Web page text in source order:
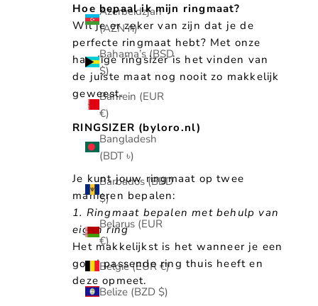
Azerbeidzjan
(AZN ₼)
Bahama’s (BSD
$)
Bahrein (EUR
€)
Bangladesh
(BDT ৳)
Barbados (BBD
$)
Belarus (EUR
€)
België (EUR €)
Belize (BZD $)
Hoe bepaal ik mijn ringmaat?
Wil je er zeker van zijn dat je de
perfecte ringmaat hebt? Met onze
handige ringsizer is het vinden van
de juiste maat nog nooit zo makkelijk
geweest.
RINGSIZER (byloro.nl)
Je kunt jouw ringmaat op twee
manieren bepalen:
1. Ringmaat bepalen met behulp van
eigen ring
Het makkelijkst is het wanneer je een
goed passende ring thuis heeft en
deze opmeet.